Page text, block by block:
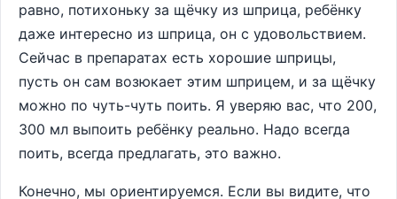
равно, потихоньку за щёчку из шприца, ребёнку
даже интересно из шприца, он с удовольствием.
Сейчас в препаратах есть хорошие шприцы,
пусть он сам возюкает этим шприцем, и за щёчку
можно по чуть-чуть поить. Я уверяю вас, что 200,
300 мл выпоить ребёнку реально. Надо всегда
поить, всегда предлагать, это важно.
Конечно, мы ориентируемся. Если вы видите, что